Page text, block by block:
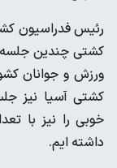
رئیس فدراسیون
کشتی چندین جلسه
ورزش و جوانان
کشتی آسیا نیز
خوبی را نیز با
داشته ایم.